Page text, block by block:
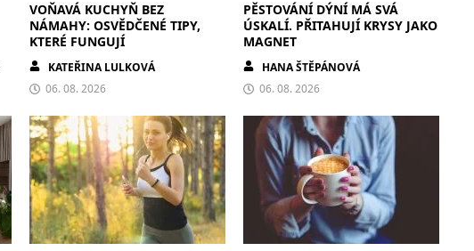
VOŇAVÁ KUCHYŇ BEZ
NÁMAHY: OSVĚDČENÉ TIPY,
KTERÉ FUNGUJÍ
KATEŘINA LULKOVÁ
06. 08. 2026
PĚSTOVÁNÍ DÝNÍ MÁ SVÁ
ÚSKALÍ. PŘITAHUJÍ KRYSY JAKO
MAGNET
HANA ŠTĚPÁNOVÁ
06. 08. 2026